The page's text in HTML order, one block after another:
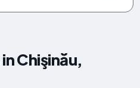
Chişinău,